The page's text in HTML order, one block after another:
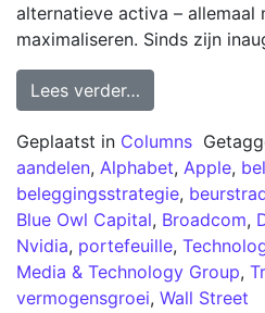
alternatieve activa – allemaal
maximaliseren. Sinds zijn
Lees verder…
Geplaatst in Columns
aandelen, Alphabet, Apple,
beleggingsstrategie,
Blue Owl Capital, Broadcom,
Nvidia, portefeuille,
Media & Technology Group,
vermogensgroei, Wall Street